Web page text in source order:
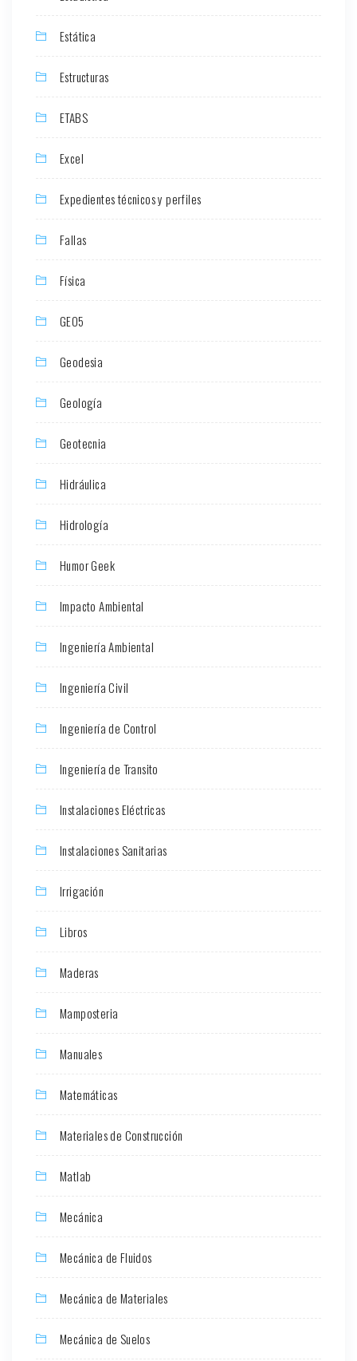
Estática
Estructuras
ETABS
Excel
Expedientes técnicos y perfiles
Fallas
Física
GEO5
Geodesia
Geología
Geotecnia
Hidráulica
Hidrología
Humor Geek
Impacto Ambiental
Ingeniería Ambiental
Ingeniería Civil
Ingeniería de Control
Ingeniería de Transito
Instalaciones Eléctricas
Instalaciones Sanitarias
Irrigación
Libros
Maderas
Mamposteria
Manuales
Matemáticas
Materiales de Construcción
Matlab
Mecánica
Mecánica de Fluidos
Mecánica de Materiales
Mecánica de Suelos